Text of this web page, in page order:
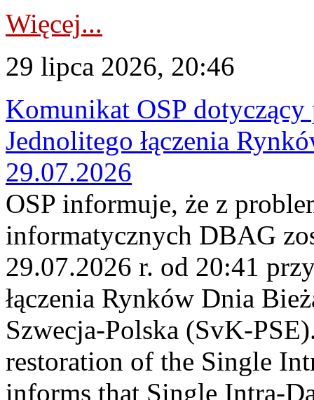
Więcej...
29 lipca 2026, 20:46
Komunikat OSP
Jednolitego łączenia
29.07.2026
OSP informuje, że z
informatycznych DBAG
29.07.2026 r. od 20:41
łączenia Rynków Dnia
Szwecja-Polska (SvK-
restoration of the Single
informs that Single Intra-